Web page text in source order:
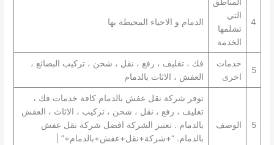
4
المناطق
التي
تشلمها
الخدمة
الدمام و الاحياء المحيطة بها
5
خدمات
اخرى
فك ، تغليف ، رفع ، نقل ، شحن ، تركيب البضائع ،
العفش ، الاثاث بالدمام
5 الوصف
توفر شركة نقل عفش بالدمام كافة خدمات فك ،
تغليف ، رفع ، نقل ، شحن ، تركيب ، الاثاث ، العفش
بالدمام . تعتبر الشركة افضل شركة نقل عفش
بالدمام. “+شركة+نقل+عفش+بالدمام+” |